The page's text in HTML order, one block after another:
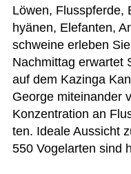
Löwen,
hyä­nen, Ele­fan­ten,
schweine erle­ben
Nach­mit­tag erwar­tet
auf dem Kazinga
George mit­ein­an­der
Kon­zen­tra­tion an
ten. Ideale Aus­sicht
550 Vogel­ar­ten sind